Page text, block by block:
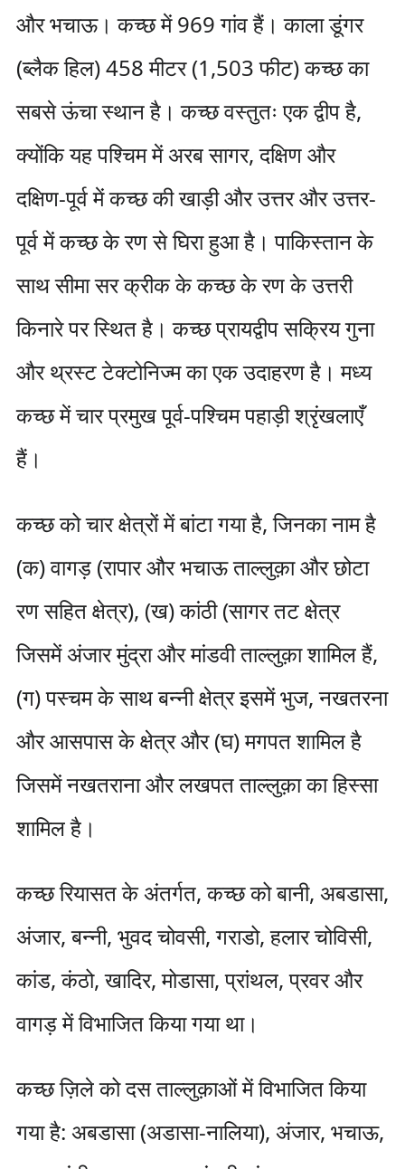
और भचाऊ। कच्छ में 969 गांव हैं। काला डूंगर
(ब्लैक हिल) 458 मीटर (1,503 फीट) कच्छ का
सबसे ऊंचा स्थान है। कच्छ वस्तुतः एक द्वीप है,
क्योंकि यह पश्चिम में अरब सागर, दक्षिण और
दक्षिण-पूर्व में कच्छ की खाड़ी और उत्तर और उत्तर-
पूर्व में कच्छ के रण से घिरा हुआ है। पाकिस्तान के
साथ सीमा सर क्रीक के कच्छ के रण के उत्तरी
किनारे पर स्थित है। कच्छ प्रायद्वीप सक्रिय गुना
और थ्रस्ट टेक्टोनिज्म का एक उदाहरण है। मध्य
कच्छ में चार प्रमुख पूर्व-पश्चिम पहाड़ी श्रृंखलाएँ
हैं।
कच्छ को चार क्षेत्रों में बांटा गया है, जिनका नाम है
(क) वागड़ (रापार और भचाऊ ताल्लुक़ा और छोटा
रण सहित क्षेत्र), (ख) कांठी (सागर तट क्षेत्र
जिसमें अंजार मुंद्रा और मांडवी ताल्लुक़ा शामिल हैं,
(ग) पस्चम के साथ बन्नी क्षेत्र इसमें भुज, नखतरना
और आसपास के क्षेत्र और (घ) मगपत शामिल है
जिसमें नखतराना और लखपत ताल्लुक़ा का हिस्सा
शामिल है।
कच्छ रियासत के अंतर्गत, कच्छ को बानी, अबडासा,
अंजार, बन्नी, भुवद चोवसी, गराडो, हलार चोविसी,
कांड, कंठो, खादिर, मोडासा, प्रांथल, प्रवर और
वागड़ में विभाजित किया गया था।
कच्छ ज़िले को दस ताल्लुक़ाओं में विभाजित किया
गया है: अबडासा (अडासा-नालिया), अंजार, भचाऊ,